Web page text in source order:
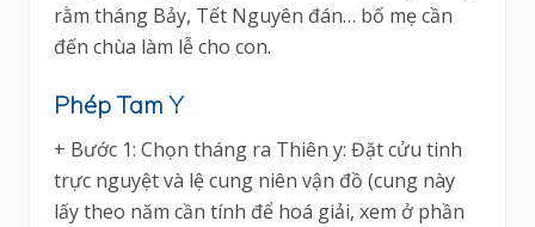
rằm tháng Bảy, Tết Nguyên đán… bố mẹ cần
đến chùa làm lễ cho con.
Phép Tam Y
+ Bước 1: Chọn tháng ra Thiên y: Đặt cửu tinh
trực nguyệt và lệ cung niên vận đồ (cung này
lấy theo năm cần tính để hoá giải, xem ở phần